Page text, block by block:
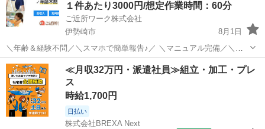
１件あたり3000円/想定作業時間：60分
ご近所ワーク株式会社
伊勢崎市
8月1日
＼年齢＆経験不問／＼スマホで簡単報告♪／ ＼マニュアル完備／＼ス
キマ時間のお小遣い稼ぎにぴったり／ ※業務委託なので履歴書不要で
す。 指定店舗の接客を受ける覆面調査のお仕事のお仕事です♪ 指定店
舗へ訪問する覆面調査・報告...
群馬 伊勢崎市 その他 1件
≪月収32万円・派遣社員≫組立・加工・プレ
ス
時給1,700円
日払い
株式会社BREXA Next